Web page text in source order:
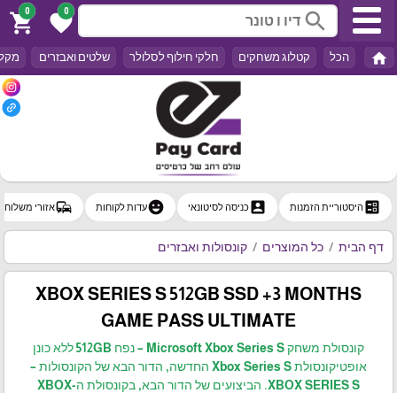
search
0
favorite
0
shopping_cart
home הכל קטלוג משחקים חלקי חילוף לסלולר שלטים ואבזרים
ballot היסטוריית הזמנות account_boxכניסה לסיטונאי emoji_emotionsעדות לקוחות commuteאזורי משלוח
דף הבית כל המוצרים קונסולות ואבזרים
XBOX SERIES S 512GB SSD +‎3 MONTHS
GAME PASS ULTIMATE
קונסולת משחק Microsoft Xbox Series S – נפח 512GB ללא כונן
אופטיקונסולת Xbox Series S החדשה, הדור הבא של הקונסולות –
XBOX SERIES S. הביצועים של הדור הבא, בקונסולת ה-XBOX